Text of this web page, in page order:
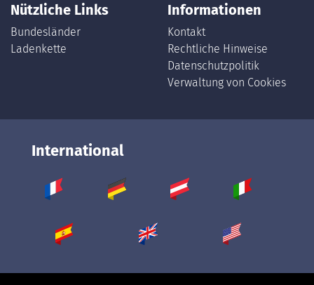
Nützliche Links
Bundesländer
Ladenkette
Informationen
Kontakt
Rechtliche Hinweise
Datenschutzpolitik
Verwaltung von Cookies
International